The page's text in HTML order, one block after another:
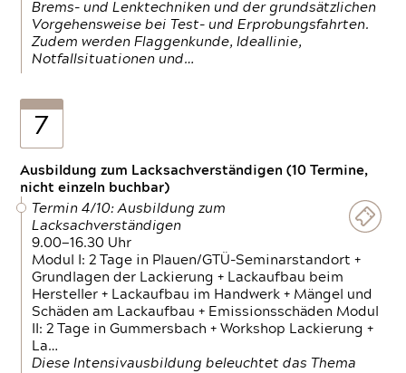
Brems- und Lenktechniken und der grundsätzlichen
Vorgehensweise bei Test- und Erprobungsfahrten.
Zudem werden Flaggenkunde, Ideallinie,
Notfallsituationen und…
7
Ausbildung zum Lacksachverständigen (10 Termine,
nicht einzeln buchbar)
Termin 4/10: Ausbildung zum
Lacksachverständigen
9.00—16.30 Uhr
Modul I: 2 Tage in Plauen/GTÜ-Seminarstandort +
Grundlagen der Lackierung + Lackaufbau beim
Hersteller + Lackaufbau im Handwerk + Mängel und
Schäden am Lackaufbau + Emissionsschäden Modul
II: 2 Tage in Gummersbach + Workshop Lackierung +
La…
Diese Intensivausbildung beleuchtet das Thema